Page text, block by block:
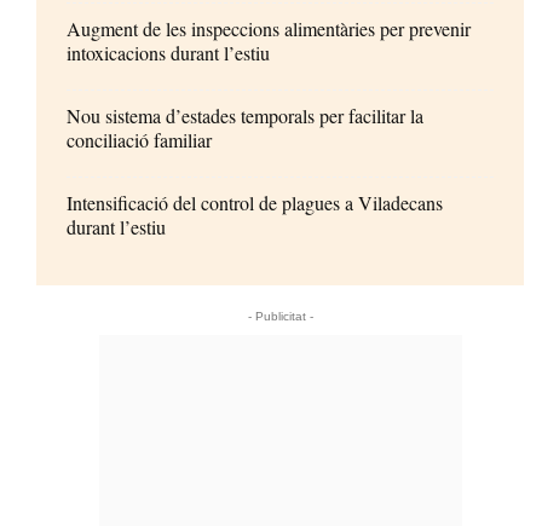
Augment de les inspeccions alimentàries per prevenir
intoxicacions durant l’estiu
Nou sistema d’estades temporals per facilitar la
conciliació familiar
Intensificació del control de plagues a Viladecans
durant l’estiu
- Publicitat -